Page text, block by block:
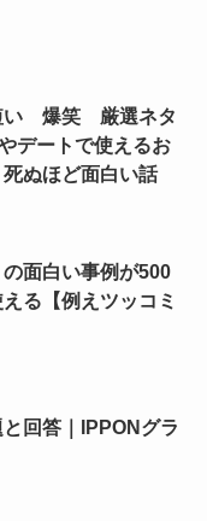
爆笑 厳選ネタ
デートで使えるお
ぬほど面白い話
面白い事例が500
る【例えツッコミ
回答｜IPPONグラ